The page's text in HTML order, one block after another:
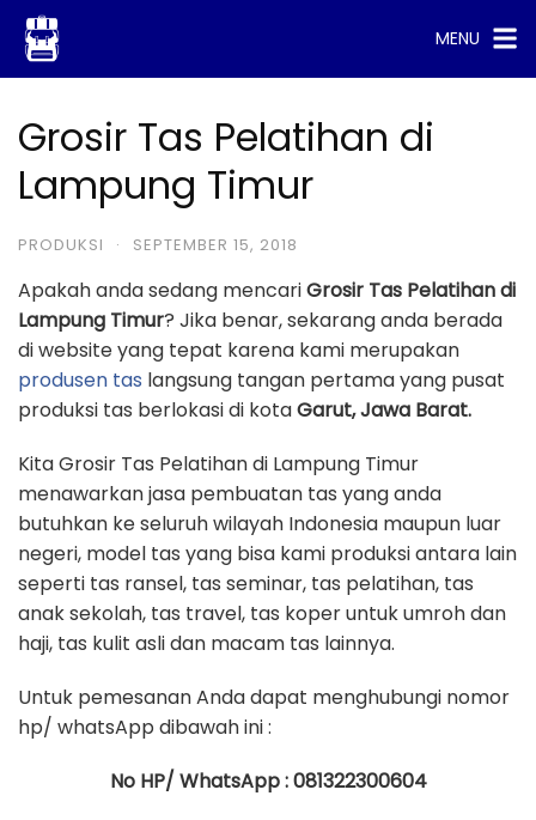
Skip
content
MENU
Grosir Tas Pelatihan di
Lampung Timur
PRODUKSI · SEPTEMBER 15, 2018
Apakah anda sedang mencariGrosir Tas Pelatihan di
Lampung Timur? Jika benar, sekarang anda berada
di website yang tepat karena kami merupakan
produsen tas langsung tangan pertama yang pusat
produksi tas berlokasi di kotaGarut, Jawa Barat.
Kita Grosir Tas Pelatihan di Lampung Timur
menawarkan jasa pembuatan tas yang anda
butuhkan ke seluruh wilayah Indonesia maupun luar
negeri, model tas yang bisa kami produksi antara lain
seperti tas ransel, tas seminar, tas pelatihan, tas
anak sekolah, tas travel, tas koper untuk umroh dan
haji, tas kulit asli dan macam tas lainnya.
Untuk pemesanan Anda dapat menghubungi nomor
hp/ whatsApp dibawah ini :
No HP/ WhatsApp : 081322300604